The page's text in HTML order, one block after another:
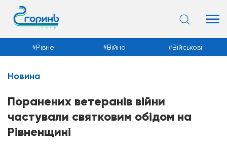
Новини
Рівне Війна Військові
Новина
Поранених ветеранів війни
частували святковим обідом на
Рівненщині